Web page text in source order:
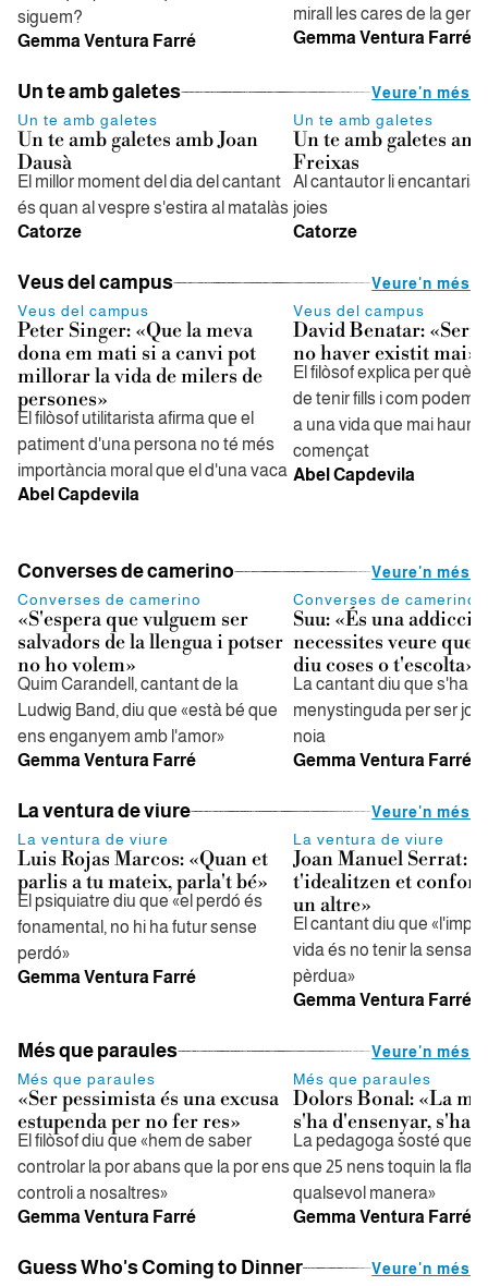
siguem?
Gemma Ventura Farré
mirall les cares de la gent
Gemma Ventura Farré
Un te amb galetes
Veure'n més
Un te amb galetes
Un te amb galetes amb Joan
Dausà
El millor moment del dia del cantant
és quan al vespre s'estira al matalàs
Catorze
Un te amb galetes
Un te amb galetes
Freixas
Al cantautor li encantaria
joies
Catorze
Veus del campus
Veure'n més
Veus del campus
Peter Singer: «Que la meva
dona em mati si a canvi pot
millorar la vida de milers de
persones»
El filòsof utilitarista afirma que el
patiment d'una persona no té més
importància moral que el d'una vaca
Abel Capdevila
Veus del campus
David Benatar:
no haver existit mai»
El filòsof explica per què
de tenir fills i com podem
a una vida que mai hauria
començat
Abel Capdevila
Converses de camerino
Veure'n més
Converses de camerino
«S'espera que vulguem ser
salvadors de la llengua i potser
no ho volem»
Quim Carandell, cantant de la
Ludwig Band, diu que «està bé que
ens enganyem amb l'amor»
Gemma Ventura Farré
Converses de camerino
Suu: «És una addicció:
necessites veure que
diu coses o t'escolta»
La cantant diu que s'ha
menystinguda per ser
noia
Gemma Ventura Farré
La ventura de viure
Veure'n més
La ventura de viure
Luis Rojas Marcos: «Quan et
parlis a tu mateix, parla't bé»
El psiquiatre diu que «el perdó és
fonamental, no hi ha futur sense
perdó»
Gemma Ventura Farré
La ventura de viure
Joan Manuel Serrat:
t'idealitzen et
un altre»
El cantant diu que
vida és no tenir la
pèrdua»
Gemma Ventura Farré
Més que paraules
Veure'n més
Més que paraules
«Ser pessimista és una excusa
estupenda per no fer res»
El filòsof diu que «hem de saber
controlar la por abans que la por ens
controli a nosaltres»
Gemma Ventura Farré
Més que paraules
Dolors Bonal: «La
s'ha d'ensenyar, s'ha
La pedagoga sosté que
que 25 nens toquin la
qualsevol manera»
Gemma Ventura Farré
Guess Who's Coming to Dinner
Veure'n més